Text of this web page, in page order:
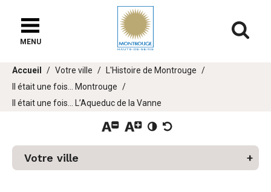
chat
MENU
Vous
êtes
Accueil Votre ville
L'Histoire de Montrouge
Il était une fois... Montrouge
Il était une fois... L’Aqueduc de la Vanne
Votre ville